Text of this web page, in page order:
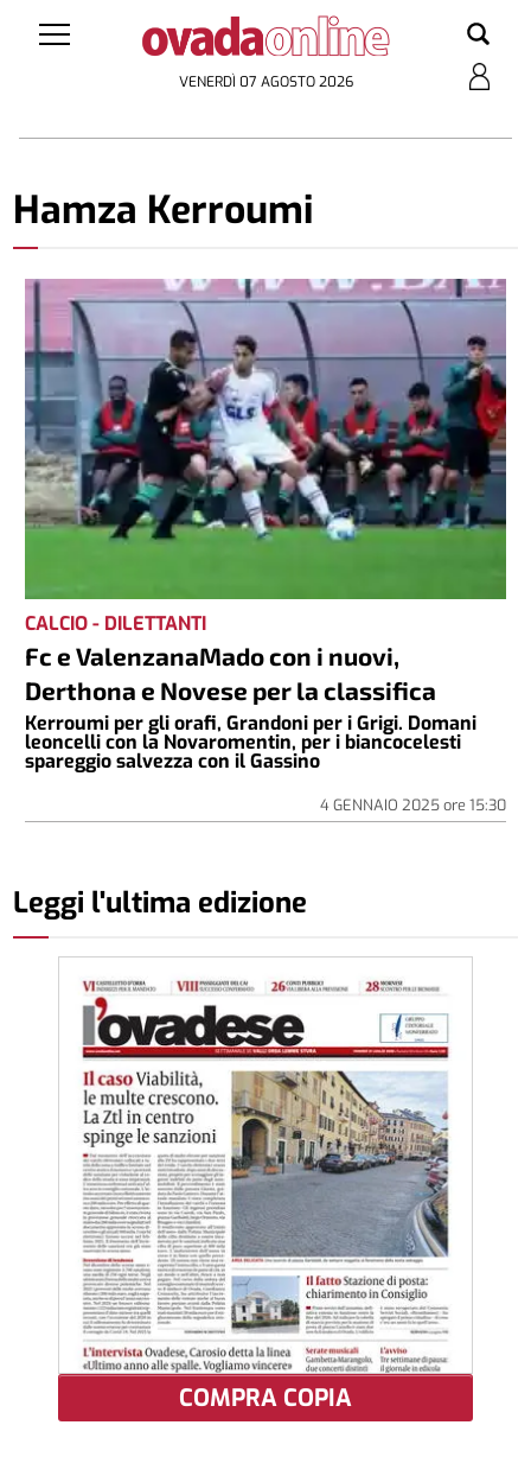
VENERDÌ 07 AGOSTO 2026
Hamza Kerroumi
CALCIO - DILETTANTI
Fc e ValenzanaMado con i nuovi,
Derthona e Novese per la classifica
Kerroumi per gli orafi, Grandoni per i Grigi. Domani
leoncelli con la Novaromentin, per i biancocelesti
spareggio salvezza con il Gassino
4 GENNAIO 2025ore 15:30
Leggi l'ultima edizione
COMPRA COPIA